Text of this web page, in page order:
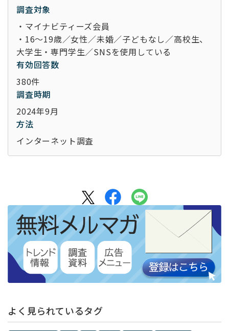
調査対象
・マイナビティーズ会員
・16～19歳／女性／未婚／子どもなし／高校生、
大学生・専門学生／SNSを使用している
有効回答数
380件
調査時期
2024年9月
方法
インターネット調査
よく見られているタグ